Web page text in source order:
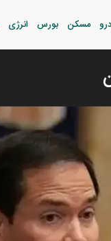
مسکن بورس انرژی